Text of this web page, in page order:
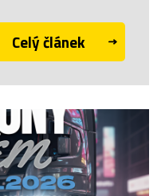
Celý článek